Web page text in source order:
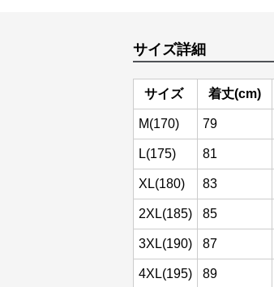
サイズ詳細
サイズ 着丈(cm)
M(170) 79
L(175) 81
XL(180) 83
2XL(185) 85
3XL(190) 87
4XL(195) 89